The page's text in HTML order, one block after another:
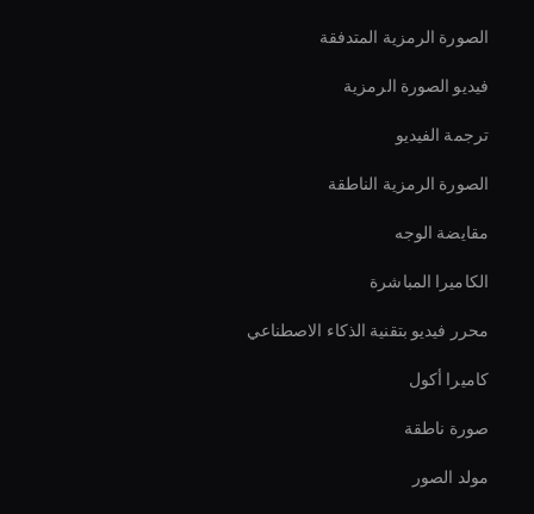
الصورة الرمزية المتدفقة
فيديو الصورة الرمزية
ترجمة الفيديو
الصورة الرمزية الناطقة
مقايضة الوجه
الكاميرا المباشرة
محرر فيديو بتقنية الذكاء الاصطناعي
كاميرا أكول
صورة ناطقة
مولد الصور